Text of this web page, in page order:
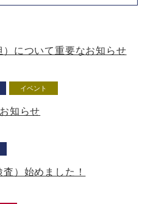
について重要なお知らせ
イベント
知らせ
）始めました！